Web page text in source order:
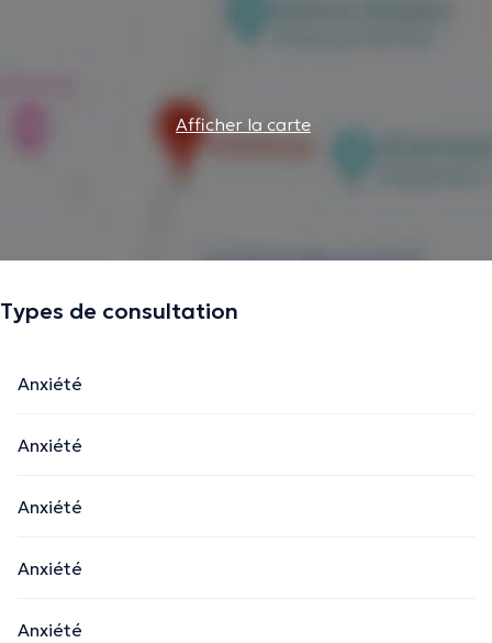
Afficher la carte
Types de consultation
Anxiété
Anxiété
Anxiété
Anxiété
Anxiété